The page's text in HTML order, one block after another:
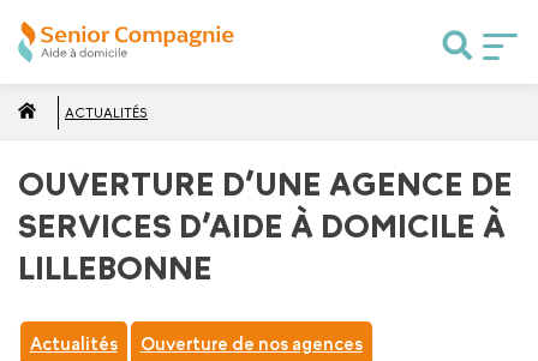
ACTUALITÉS
OUVERTURE D’UNE AGENCE DE
SERVICES D’AIDE À DOMICILE À
LILLEBONNE
Actualités Ouverture de nos agences